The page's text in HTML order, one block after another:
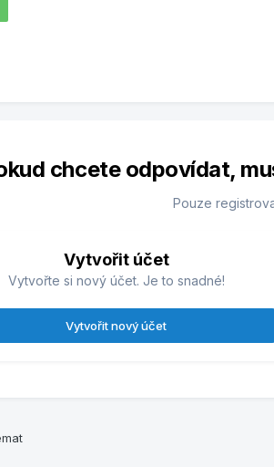
chcete odpovídat,
Pouze
Vytvořit účet
Vytvořte si nový účet. Je to snadné!
Vytvořit nový účet